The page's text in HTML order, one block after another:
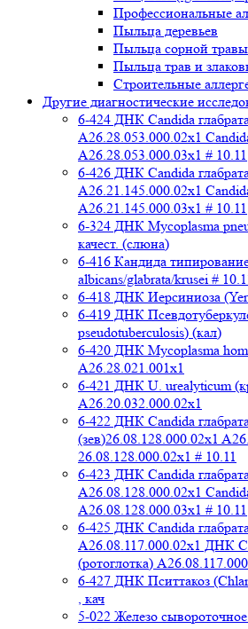
Профессиональные
Пыльца деревьев
Пыльца сорной травы
Пыльца трав и
Строительные
Другие диагностические
6-424 ДНК Candida
A26.28.053.000.02x1
A26.28.053.000.03x1 # 10.11
6-426 ДНК Candida
A26.21.145.000.02x1
A26.21.145.000.03x1 # 10.11
6-324 ДНК Mycoplasma
качест. (слюна)
6-416 Кандида
albicans/glabrata/krusei #
6-418 ДНК Иерсиниоза
6-419 ДНК
pseudotuberculosis) (кал)
6-420 ДНК Mycoplasma
A26.28.021.001x1
6-421 ДНК U. urealyticum
A26.20.032.000.02х1
6-422 ДНК Candida
(зев)26.08.128.000.02x1
26.08.128.000.02x1 # 10.11
6-423 ДНК Candida
A26.08.128.000.02x1
A26.08.128.000.03x1 # 10.11
6-425 ДНК Candida
A26.08.117.000.02x1 ДНК
(ротоглотка)
6-427 ДНК Пситтакоз
, кач
5-022 Железо